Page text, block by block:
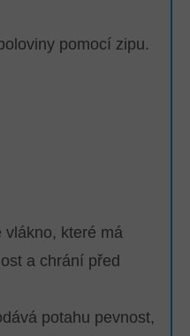
pomocí zipu.
vlákno, které má
a chrání před
potahu pevnost,